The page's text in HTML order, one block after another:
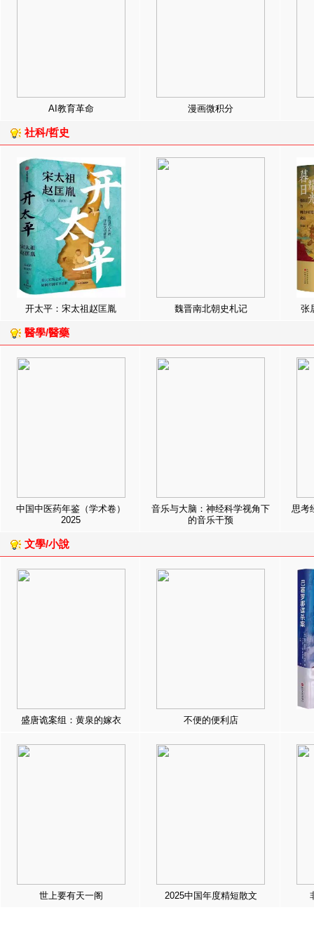
AI教育革命 漫画微积分
社科/哲史
开太平：宋太祖赵匡胤 魏晋南北朝史札记 张
醫學/醫藥
中国中医药年鉴（学术卷）
2025
音乐与大脑：神经科学视角下
的音乐干预
思考
文學/小說
盛唐诡案组：黄泉的嫁衣 不便的便利店
世上要有天一阁 2025中国年度精短散文